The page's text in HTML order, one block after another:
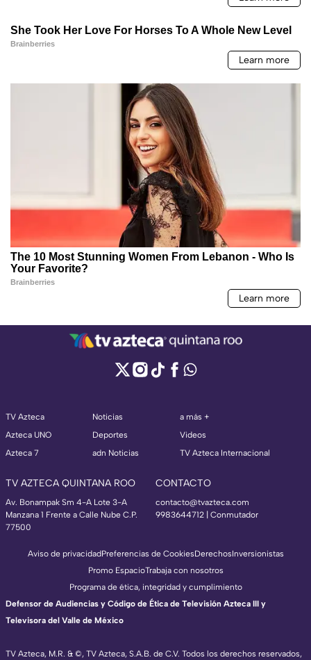
TV Azteca
Azteca UNO
Azteca 7
Noticias
Deportes
adn Noticias
a más +
Videos
TV Azteca Internacional
TV AZTECA QUINTANA ROO
Av. Bonampak Sm 4-A Lote 3-A
Manzana 1 Frente a Calle Nube C.P.
77500
CONTACTO
contacto@tvazteca.com
9983644712 | Conmutador
TV Azteca, M.R. & ©, TV Azteca, S.A.B. de C.V. Todos los derechos reservados,
Aviso de privacidadPreferencias de CookiesDerechosInversionistas
Promo EspacioTrabaja con nosotros
Programa de ética, integridad y cumplimiento
Defensor de Audiencias y Código de Ética de Televisión Azteca III y
Televisora del Valle de México